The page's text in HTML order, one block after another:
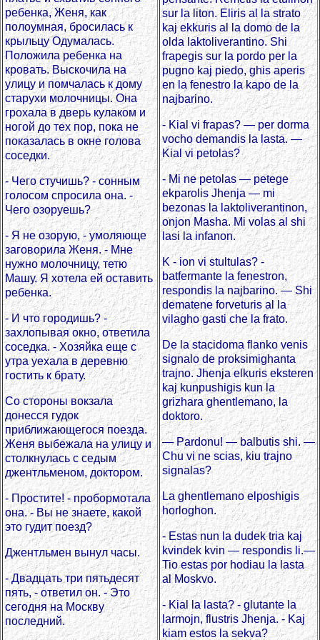
ребенка, Женя, как
полоумная, бросилась к
крыльцу Одумалась.
Положила ребенка на
кровать. Выскочила на
улицу и помчалась к дому
старухи молочницы. Она
грохала в дверь кулаком и
ногой до тех пор, пока не
показалась в окне голова
соседки.
- Чего стучишь? - сонным
голосом спросила она. -
Чего озоруешь?
- Я не озорую, - умоляюще
заговорила Женя. - Мне
нужно молочницу, тетю
Машу. Я хотела ей оставить
ребенка.
- И что городишь? -
захлопывая окно, ответила
соседка. - Хозяйка еще с
утра уехала в деревню
гостить к брату.
Со стороны вокзала
донесся гудок
приближающегося поезда.
Женя выбежала на улицу и
столкнулась с седым
джентльменом, доктором.
- Простите! - пробормотала
она. - Вы не знаете, какой
это гудит поезд?
Джентльмен вынул часы.
- Двадцать три пятьдесят
пять, - ответил он. - Это
сегодня на Москву
последний.
sur la liton. Eliris al la strato
kaj ekkuris al la domo de la
olda laktoliverantino. Shi
frapegis sur la pordo per la
pugno kaj piedo, ghis aperis
en la fenestro la kapo de la
najbarino.
- Kial vi frapas? — per dorma
vocho demandis la lasta. —
Kial vi petolas?
- Mi ne petolas — petege
ekparolis Jhenja — mi
bezonas la laktoliverantinon,
onjon Masha. Mi volas al shi
lasi la infanon.
K - ion vi stultulas? -
batfermante la fenestron,
respondis la najbarino. — Shi
dematene forveturis al la
vilagho gasti che la frato.
De la stacidoma flanko venis
signalo de proksimighanta
trajno. Jhenja elkuris eksteren
kaj kunpushigis kun la
grizhara ghentlemano, la
doktoro.
— Pardonu! — balbutis shi. —
Chu vi ne scias, kiu trajno
signalas?
La ghentlemano elposhigis
horloghon.
- Estas nun la dudek tria kaj
kvindek kvin — respondis li.—
Tio estas por hodiau la lasta
al Moskvo.
- Kial la lasta? - glutante la
larmojn, flustris Jhenja. - Kaj
kiam estos la sekva?